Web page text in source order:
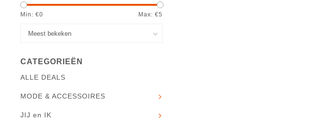
Min: €0 Max: €5
CATEGORIEËN
ALLE DEALS
MODE & ACCESSOIRES
JIJ en IK